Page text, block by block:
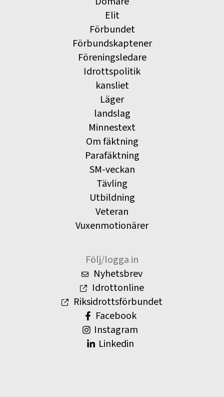
Elit
Förbundet
Förbundskaptener
Föreningsledare
Idrottspolitik
kansliet
Läger
landslag
Minnestext
Om fäktning
Parafäktning
SM-veckan
Tävling
Utbildning
Veteran
Vuxenmotionärer
Följ/logga in
Nyhetsbrev
Idrottonline
Riksidrottsförbundet
Facebook
Instagram
Linkedin